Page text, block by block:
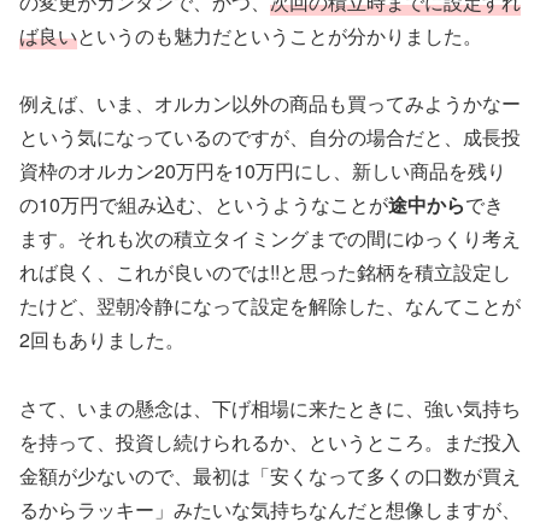
ば良いというのも魅力だということが分かりました。
例えば、いま、オルカン以外の商品も買ってみようかなー
という気になっているのですが、自分の場合だと、成長投
資枠のオルカン20万円を10万円にし、新しい商品を残り
の10万円で組み込む、というようなことが途中からでき
ます。それも次の積立タイミングまでの間にゆっくり考え
れば良く、これが良いのでは!!と思った銘柄を積立設定し
たけど、翌朝冷静になって設定を解除した、なんてことが
2回もありました。
さて、いまの懸念は、下げ相場に来たときに、強い気持ち
を持って、投資し続けられるか、というところ。まだ投入
金額が少ないので、最初は「安くなって多くの口数が買え
るからラッキー」みたいな気持ちなんだと想像しますが、